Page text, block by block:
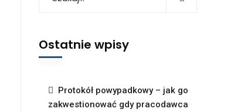
Ostatnie wpisy
Protokół powypadkowy – jak go
zakwestionować gdy pracodawca